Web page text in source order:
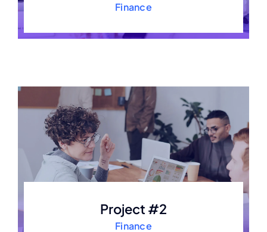
Finance
Project #2
Finance